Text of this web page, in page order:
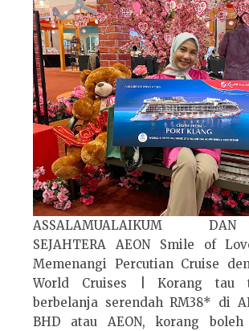
ASSALAMUALAIKUM
SEJAHTERA AEON Smile of
Memenangi Percutian Cruise
World Cruises | Korang tau
berbelanja serendah RM38* di
BHD atau AEON, korang boleh